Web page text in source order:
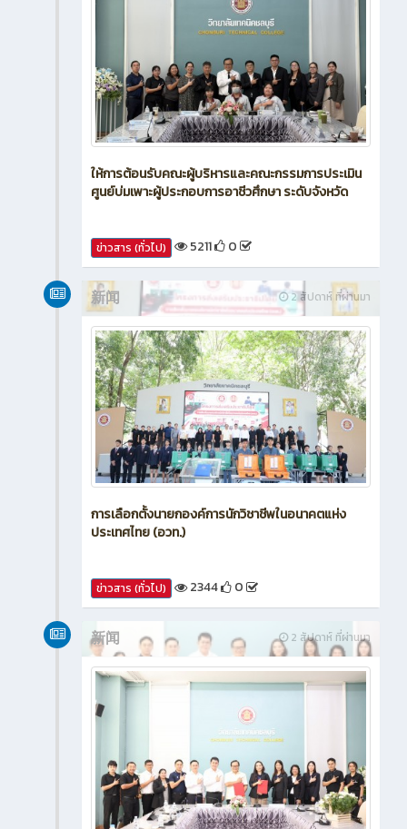
ให้การต้อนรับคณะผู้บริหารและคณะกรรมการประเมิน
ศูนย์บ่มเพาะผู้ประกอบการอาชีวศึกษา ระดับจังหวัด
ข่าวสาร (ทั่วไป) 5211 0
2 สัปดาห์ ที่ผ่านมา
新闻
การเลือกตั้งนายกองค์การนักวิชาชีพในอนาคตแห่ง
ประเทศไทย (อวท.)
ข่าวสาร (ทั่วไป) 2344 0
2 สัปดาห์ ที่ผ่านมา
新闻